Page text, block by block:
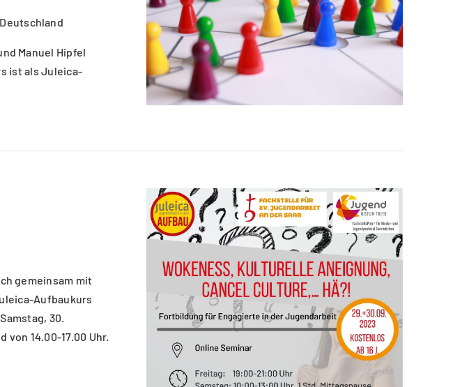
Manuel Hipfel
ist als Juleica-
gemeinsam mit
Aufbaukurs
30.
von 14.00-17.00 Uhr.